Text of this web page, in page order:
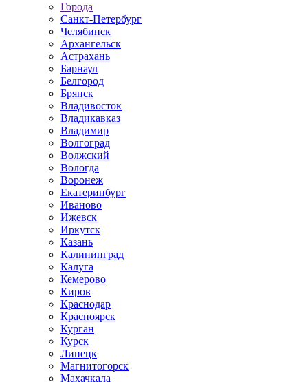
Города
Санкт-Петербург
Челябинск
Архангельск
Астрахань
Барнаул
Белгород
Брянск
Владивосток
Владикавказ
Владимир
Волгоград
Волжский
Вологда
Воронеж
Екатеринбург
Иваново
Ижевск
Иркутск
Казань
Калининград
Калуга
Кемерово
Киров
Краснодар
Красноярск
Курган
Курск
Липецк
Магнитогорск
Махачкала